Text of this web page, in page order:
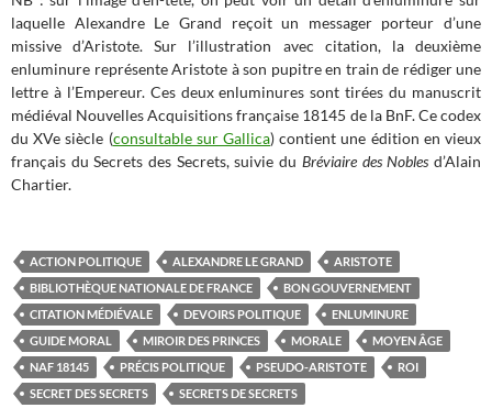
laquelle Alexandre Le Grand reçoit un messager porteur d’une
missive d’Aristote. Sur l’illustration avec citation, la deuxième
enluminure représente Aristote à son pupitre en train de rédiger une
lettre à l’Empereur. Ces deux enluminures sont tirées du manuscrit
médiéval Nouvelles Acquisitions française 18145 de la BnF. Ce codex
du XVe siècle (consultable sur Gallica) contient une édition en vieux
français du Secrets des Secrets, suivie du Bréviaire des Nobles d’Alain
Chartier.
ACTION POLITIQUE ALEXANDRE LE GRAND
ARISTOTE
BIBLIOTHÈQUE NATIONALE DE FRANCE
BON GOUVERNEMENT
CITATION MÉDIÉVALE
DEVOIRS POLITIQUE
ENLUMINURE
GUIDE MORAL
MIROIR DES PRINCES MORALE
MOYEN ÂGE
NAF 18145
PRÉCIS POLITIQUE PSEUDO-ARISTOTE
ROI
SECRET DES SECRETS
SECRETS DE SECRETS